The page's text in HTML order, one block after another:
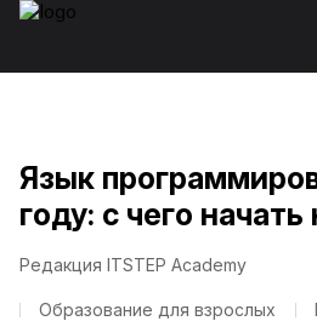
Язык
году: с чего начать
Редакция ITSTEP Academy
Образование для взрослых